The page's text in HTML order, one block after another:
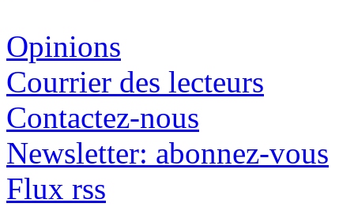
Opinions
Courrier des lecteurs
Contactez-nous
Newsletter: abonnez-vous
Flux rss